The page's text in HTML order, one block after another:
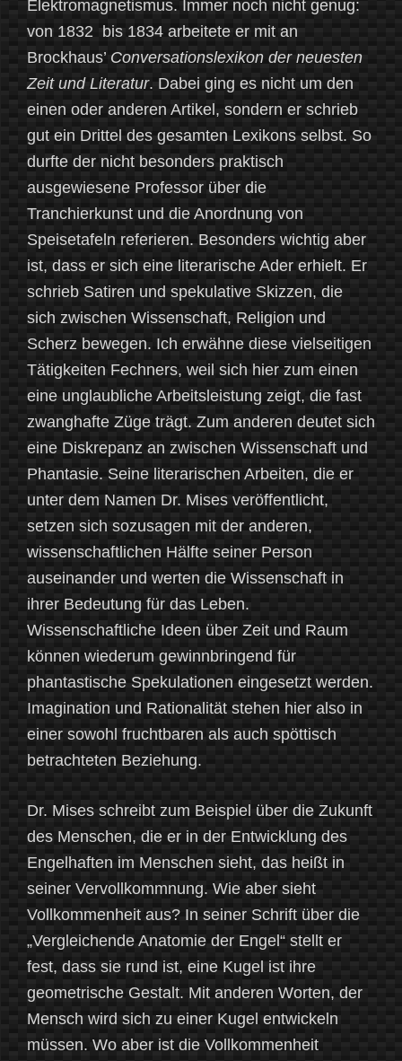
Elektromagnetismus. Immer noch nicht genug:
von 1832 bis 1834 arbeitete er mit an
Brockhaus’ Conversationslexikon der neuesten
Zeit und Literatur. Dabei ging es nicht um den
einen oder anderen Artikel, sondern er schrieb
gut ein Drittel des gesamten Lexikons selbst. So
durfte der nicht besonders praktisch
ausgewiesene Professor über die
Tranchierkunst und die Anordnung von
Speisetafeln referieren. Besonders wichtig aber
ist, dass er sich eine literarische Ader erhielt. Er
schrieb Satiren und spekulative Skizzen, die
sich zwischen Wissenschaft, Religion und
Scherz bewegen. Ich erwähne diese vielseitigen
Tätigkeiten Fechners, weil sich hier zum einen
eine unglaubliche Arbeitsleistung zeigt, die fast
zwanghafte Züge trägt. Zum anderen deutet sich
eine Diskrepanz an zwischen Wissenschaft und
Phantasie. Seine literarischen Arbeiten, die er
unter dem Namen Dr. Mises veröffentlicht,
setzen sich sozusagen mit der anderen,
wissenschaftlichen Hälfte seiner Person
auseinander und werten die Wissenschaft in
ihrer Bedeutung für das Leben.
Wissenschaftliche Ideen über Zeit und Raum
können wiederum gewinnbringend für
phantastische Spekulationen eingesetzt werden.
Imagination und Rationalität stehen hier also in
einer sowohl fruchtbaren als auch spöttisch
betrachteten Beziehung.
Dr. Mises schreibt zum Beispiel über die Zukunft
des Menschen, die er in der Entwicklung des
Engelhaften im Menschen sieht, das heißt in
seiner Vervollkommnung. Wie aber sieht
Vollkommenheit aus? In seiner Schrift über die
„Vergleichende Anatomie der Engel“ stellt er
fest, dass sie rund ist, eine Kugel ist ihre
geometrische Gestalt. Mit anderen Worten, der
Mensch wird sich zu einer Kugel entwickeln
müssen. Wo aber ist die Vollkommenheit